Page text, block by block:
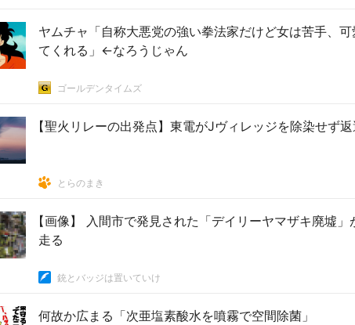
ヤムチャ「自称大悪党の強い拳法家だけど女は苦手、
てくれる」←なろうじゃん
ゴールデンタイムズ
【聖火リレーの出発点】東電がJヴィレッジを除染せず返
とらのまき
【画像】 入間市で発見された「デイリーヤマザキ廃墟
走る
銃とバッジは置いていけ
何故か広まる「次亜塩素酸水を噴霧で空間除菌」